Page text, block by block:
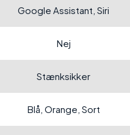
Google Assistant, Siri
Nej
Stænksikker
Blå, Orange, Sort